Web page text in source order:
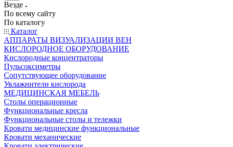
Везде
По всему сайту
По каталогу
Каталог
АППАРАТЫ ВИЗУАЛИЗАЦИИ ВЕН
КИСЛОРОДНОЕ ОБОРУДОВАНИЕ
Кислородные концентраторы
Пульсоксиметры
Сопутствующее оборудование
Увлажнители кислорода
МЕДИЦИНСКАЯ МЕБЕЛЬ
Столы операционные
Функциональные кресла
Функциональные столы и тележки
Кровати медицинские функциональные
Кровати механические